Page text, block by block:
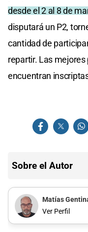
desde el 2 al 8 de
disputará un P2,
cantidad de
repartir. Las
encuentran
Sobre el Autor
Matías
Ver Perfil